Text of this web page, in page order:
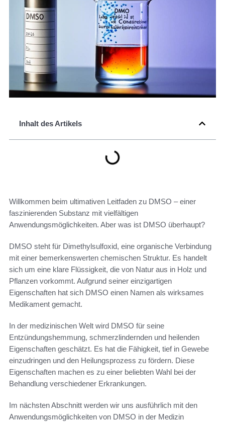
Inhalt des Artikels
Willkommen beim ultimativen Leitfaden zu DMSO – einer
faszinierenden Substanz mit vielfältigen
Anwendungsmöglichkeiten. Aber was ist DMSO überhaupt?
DMSO steht für Dimethylsulfoxid, eine organische Verbindung
mit einer bemerkenswerten chemischen Struktur. Es handelt
sich um eine klare Flüssigkeit, die von Natur aus in Holz und
Pflanzen vorkommt. Aufgrund seiner einzigartigen
Eigenschaften hat sich DMSO einen Namen als wirksames
Medikament gemacht.
In der medizinischen Welt wird DMSO für seine
Entzündungshemmung, schmerzlindernden und heilenden
Eigenschaften geschätzt. Es hat die Fähigkeit, tief in Gewebe
einzudringen und den Heilungsprozess zu fördern. Diese
Eigenschaften machen es zu einer beliebten Wahl bei der
Behandlung verschiedener Erkrankungen.
Im nächsten Abschnitt werden wir uns ausführlich mit den
Anwendungsmöglichkeiten von DMSO in der Medizin